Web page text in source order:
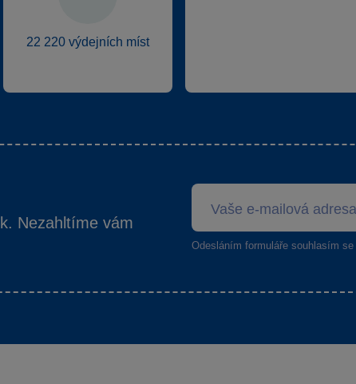
22 220 výdejních míst
Nezahltíme vám
Odesláním formuláře souhlasím se